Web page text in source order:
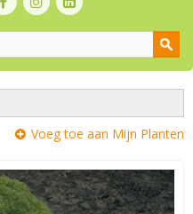
Voeg toe aan Mijn Planten